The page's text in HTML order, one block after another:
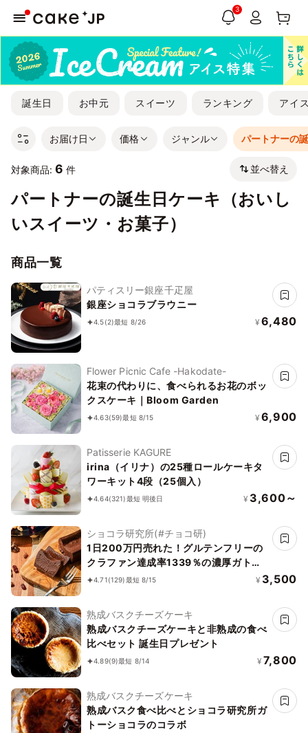
3
誕生日 お中元 スイーツ ランキング アイ
お届け日 価格 ジャンル パートナーの
対象商品: 6 件 並べ替え
パートナーの誕生日ケーキ（おいし
いスイーツ・お菓子）
商品一覧
パティスリー銀座千疋屋
銀座ショコラブラウニー
4.5(2)最短 8/26 ¥ 6,480
Flower Picnic Cafe -Hakodate-
花束の代わりに、食べられるお花のボッ
クスケーキ｜Bloom Garden
4.63(59)最短 8/15 ¥ 6,900
Patisserie KAGURE
irina（イリナ）の25種ロールケーキタ
ワーキット4段（25個入）
4.64(321)最短 明後日 ¥ 3,600～
ショコラ研究所(#チョコ研)
1日200万円売れた！グルテンフリーの
クラファン達成率1339％の濃厚ガトー
ショコラ誕生日プレゼント
4.71(129)最短 8/15 ¥ 3,500
熟成バスクチーズケーキ
熟成バスクチーズケーキと非熟成の食べ
比べセット 誕生日プレゼント
4.89(9)最短 8/14 ¥ 7,800
熟成バスクチーズケーキ
熟成バスク食べ比べとショコラ研究所ガ
トーショコラのコラボ